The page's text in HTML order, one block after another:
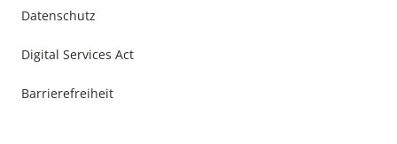
Datenschutz
Digital Services Act
Barrierefreiheit